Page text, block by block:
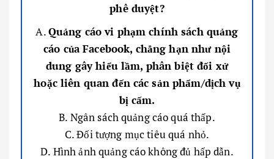
phê duyệt?
A.Quảng cáo vi phạm chính sách quảng
cáo của Facebook, chẳng hạn như nội
dung gây hiểu lầm, phân biệt đối xử
hoặc liên quan đến các sản phẩm/dịch vụ
bị cấm.
B. Ngân sách quảng cáo quá thấp.
C. Đối tượng mục tiêu quá nhỏ.
D. Hình ảnh quảng cáo không đủ hấp dẫn.